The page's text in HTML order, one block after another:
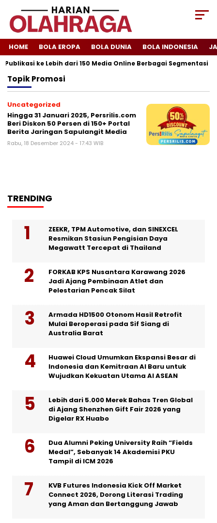
HOME BOLA EROPA BOLA DUNIA BOLA INDONESIA
ke Lebih dari 150 Media Online Berbagai Segmentasi
TopikPromosi
Uncategorized
Hingga 31 Januari 2025, Persrilis.com
Beri Diskon 50 Persen di 150+ Portal
Berita Jaringan Sapulangit Media
Rabu, 18 Desember 2024 - 17:43 WIB
TRENDING
ZEEKR, TPM Automotive, dan SINEXCEL
Resmikan Stasiun Pengisian Daya
Megawatt Tercepat di Thailand
FORKAB KPS Nusantara Karawang 2026
Jadi Ajang Pembinaan Atlet dan
Pelestarian Pencak Silat
Armada HD1500 Otonom Hasil Retrofit
Mulai Beroperasi pada Sif Siang di
Australia Barat
Huawei Cloud Umumkan Ekspansi Besar di
Indonesia dan Kemitraan AI Baru untuk
Wujudkan Kekuatan Utama AI ASEAN
Lebih dari 5.000 Merek Bahas Tren Global
di Ajang Shenzhen Gift Fair 2026 yang
Digelar RX Huabo
Dua Alumni Peking University Raih “Fields
Medal”, Sebanyak 14 Akademisi PKU
Tampil di ICM 2026
KVB Futures Indonesia Kick Off Market
Connect 2026, Dorong Literasi Trading
yang Aman dan Bertanggung Jawab